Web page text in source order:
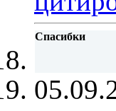
Спасибки